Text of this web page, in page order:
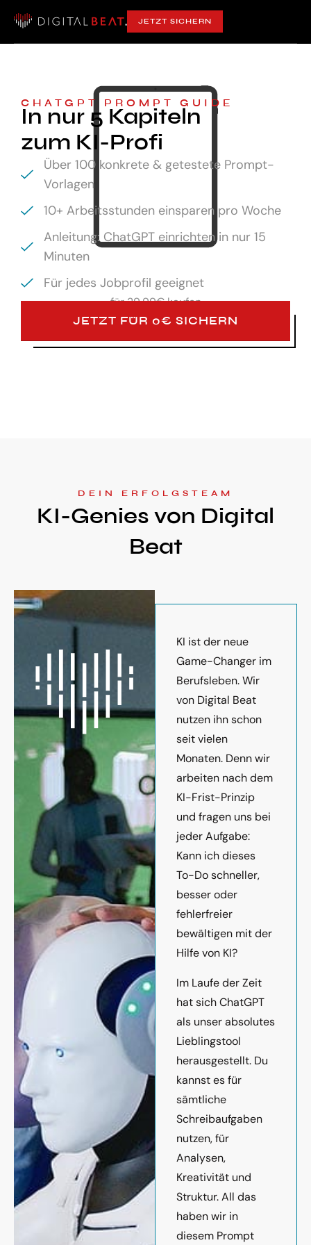
JETZT SICHERN
CHATGPT PROMPT GUIDE
In nur 5 Kapiteln
zum KI-Profi
Über 100 konkrete & getestete Prompt-
Vorlagen
10+ Arbeitsstunden einsparen pro Woche
Anleitung: ChatGPT einrichten in nur 15
Minuten
Für jedes Jobprofil geeignet
für29,99€ kaufen
JETZT FÜR 0€ SICHERN
DEIN ERFOLGSTEAM
KI-Genies von Digital
Beat
KI ist der neue
Game-Changer im
Berufsleben. Wir
von Digital Beat
nutzen ihn schon
seit vielen
Monaten. Denn wir
arbeiten nach dem
KI-Frist-Prinzip
und fragen uns bei
jeder Aufgabe:
Kann ich dieses
To-Do schneller,
besser oder
fehlerfreier
bewältigen mit der
Hilfe von KI?
Im Laufe der Zeit
hat sich ChatGPT
als unser absolutes
Lieblingstool
herausgestellt. Du
kannst es für
sämtliche
Schreibaufgaben
nutzen, für
Analysen,
Kreativität und
Struktur. All das
haben wir in
diesem Prompt